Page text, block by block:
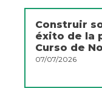
Construir
éxito de la
Curso de
07/07/2026